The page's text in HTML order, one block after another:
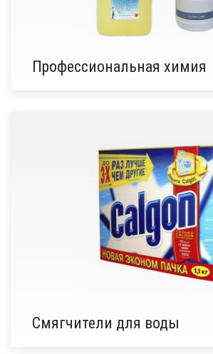
Профессиональная химия
Смягчители для воды